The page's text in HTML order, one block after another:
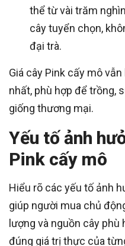
thể từ vài trăm
cây tuyển chọn,
đại trà.
Giá cây Pink cấy mô
nhất, phù hợp để trồng,
giống thương mại.
Yếu tố ảnh
Pink cấy mô
Hiểu rõ các yếu tố ảnh
giúp người mua chủ
lượng và nguồn cây phù
đúng giá trị thực của